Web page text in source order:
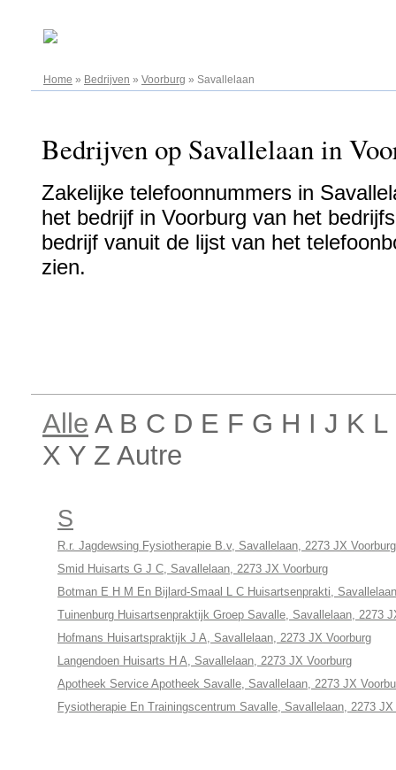
Home » Bedrijven » Voorburg » Savallelaan
Bedrijven op Savallelaan in
Zakelijke telefoonnummers in
het bedrijf in Voorburg van het
bedrijf vanuit de lijst van het
zien.
Alle A B C D E F G H I J K
X Y Z Autre
S
R.r. Jagdewsing Fysiotherapie B.v, Savallelaan, 2273 JX Voorburg
Smid Huisarts G J C, Savallelaan, 2273 JX Voorburg
Botman E H M En Bijlard-Smaal L C Huisartsenprakti,
Tuinenburg Huisartsenpraktijk Groep Savalle, Savallelaan, 2273
Hofmans Huisartspraktijk J A, Savallelaan, 2273 JX Voorburg
Langendoen Huisarts H A, Savallelaan, 2273 JX Voorburg
Apotheek Service Apotheek Savalle, Savallelaan, 2273 JX
Fysiotherapie En Trainingscentrum Savalle, Savallelaan, 2273 JX